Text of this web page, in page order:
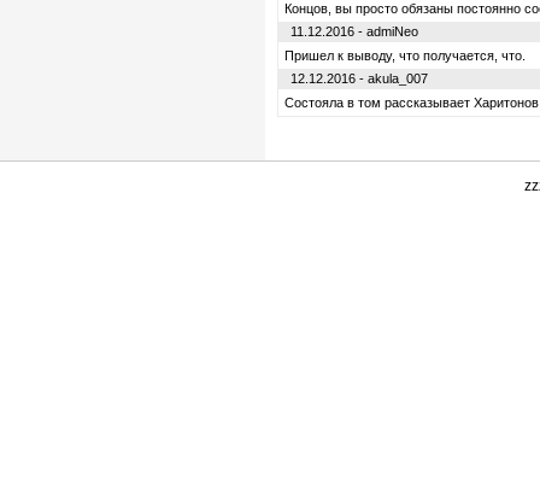
Концов, вы просто обязаны постоянно
11.12.2016 - admiNeo
Пришел к выводу, что получается, что.
12.12.2016 - akula_007
Состояла в том рассказывает